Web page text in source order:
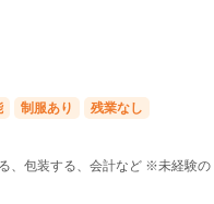
制服あり
残業なし
、包装する、会計など ※未経験の